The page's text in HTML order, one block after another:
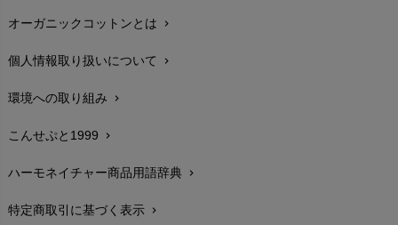
在庫状況と発送予定chevron_right
サイズ・寸法chevron_right
生地・素材chevron_right
お手入れについて
レビューを書こうchevron_right
返品交換chevron_right
オーガニックコットンとは chevron_right
個人情報取り扱いについて chevron_right
環境への取り組み chevron_right
こんせぷと1999 chevron_right
ハーモネイチャー商品用語辞典 chevron_right
特定商取引に基づく表示 chevron_right